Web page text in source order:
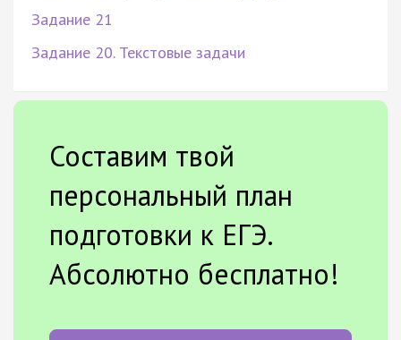
Задание 21
Задание 20. Текстовые задачи
Составим твой
персональный план
подготовки к ЕГЭ.
Абсолютно бесплатно!